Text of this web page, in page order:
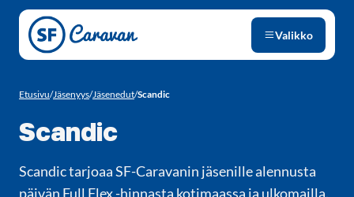
Siirry sivun sisältöön
Valikko
Etusivu/Jäsenyys/Jäsenedut/Scandic
Scandic
Scandic tarjoaa SF-Caravanin jäsenille alennusta
päivän Full Flex -hinnasta kotimaassa ja ulkomailla.